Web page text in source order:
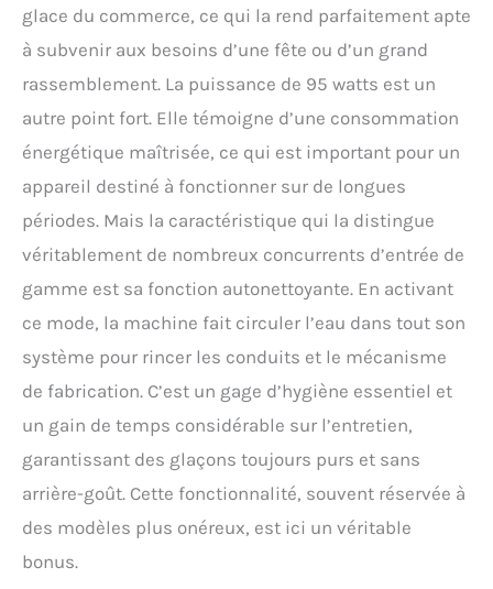
glace du commerce, ce qui la rend parfaitement apte
à subvenir aux besoins d’une fête ou d’un grand
rassemblement. La puissance de 95 watts est un
autre point fort. Elle témoigne d’une consommation
énergétique maîtrisée, ce qui est important pour un
appareil destiné à fonctionner sur de longues
périodes. Mais la caractéristique qui la distingue
véritablement de nombreux concurrents d’entrée de
gamme est sa fonction autonettoyante. En activant
ce mode, la machine fait circuler l’eau dans tout son
système pour rincer les conduits et le mécanisme
de fabrication. C’est un gage d’hygiène essentiel et
un gain de temps considérable sur l’entretien,
garantissant des glaçons toujours purs et sans
arrière-goût. Cette fonctionnalité, souvent réservée à
des modèles plus onéreux, est ici un véritable
bonus.